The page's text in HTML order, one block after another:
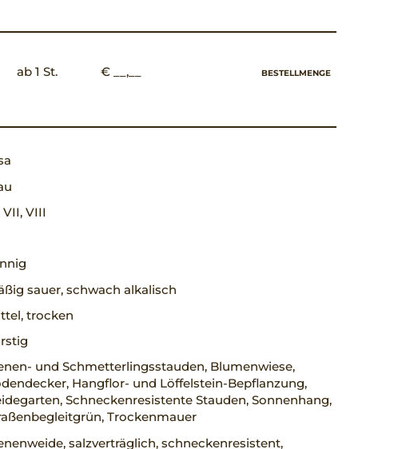
ab 1 St. € __,__ BESTELLMENGE
VII, VIII
sauer, schwach alkalisch
trocken
und Schmetterlingsstauden, Blumenwiese,
Hangflor- und Löffelstein-Bepflanzung,
Schneckenresistente Stauden, Sonnenhang,
Trockenmauer
salzverträglich, schneckenresistent,